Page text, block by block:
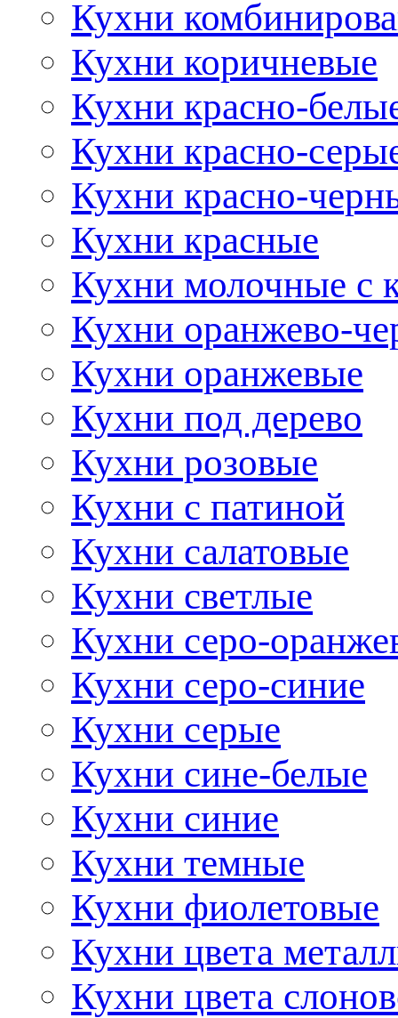
Кухни
Кухни коричневые
Кухни красно-
Кухни красно-
Кухни красно-
Кухни красные
Кухни молочные с
Кухни оранжево-
Кухни оранжевые
Кухни под дерево
Кухни розовые
Кухни с патиной
Кухни салатовые
Кухни светлые
Кухни серо-
Кухни серо-синие
Кухни серые
Кухни сине-белые
Кухни синие
Кухни темные
Кухни фиолетовые
Кухни цвета
Кухни цвета